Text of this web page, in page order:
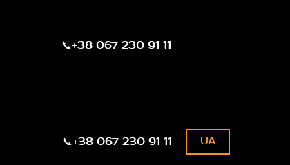
📞+38 067 230 91 11
📞+38 067 230 91 11 UA